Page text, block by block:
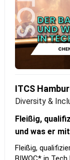
ITCS
Diversity &
Fleißig,
und was er
Fleißig,